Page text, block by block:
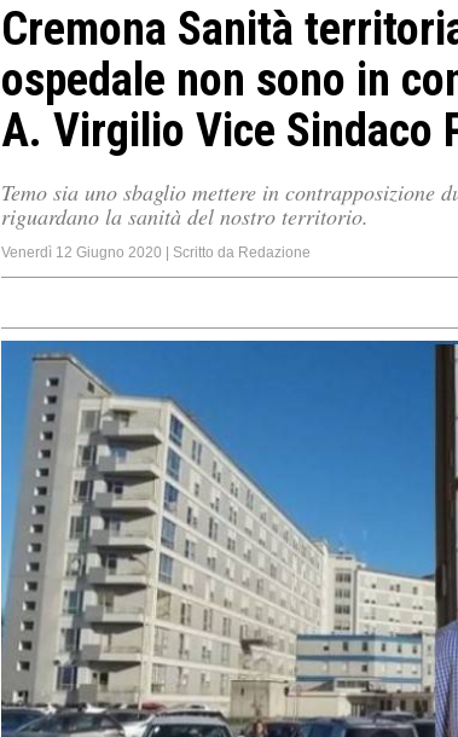
Cremona Sanità
ospedale non sono in
A. Virgilio Vice Sindaco
Temo sia uno sbaglio mettere in contrapposizione
riguardano la sanità del nostro territorio.
Venerdì 12 Giugno 2020 | Scritto da Redazione